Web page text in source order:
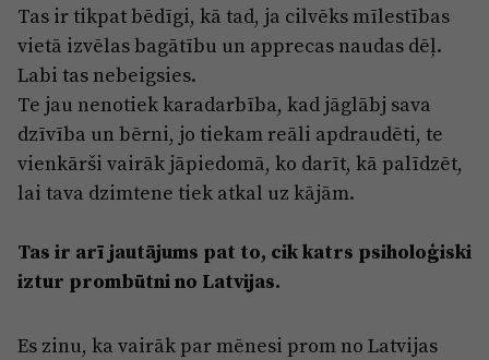
Tas ir tikpat bēdīgi, kā tad, ja cilvēks mīlestības
vietā izvēlas bagātību un apprecas naudas dēļ.
Labi tas nebeigsies.
Te jau nenotiek karadarbība, kad jāglābj sava
dzīvība un bērni, jo tiekam reāli apdraudēti, te
vienkārši vairāk jāpiedomā, ko darīt, kā palīdzēt,
lai tava dzimtene tiek atkal uz kājām.
Tas ir arī jautājums pat to, cik katrs psiholoģiski
iztur prombūtni no Latvijas.
Es zinu, ka vairāk par mēnesi prom no Latvijas